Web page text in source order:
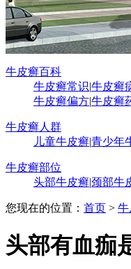
牛皮癣百科
牛皮癣常识|牛皮癣
牛皮癣偏方|牛皮癣
牛皮癣人群
儿童牛皮癣|青少年
牛皮癣部位
头部牛皮癣|颈部牛
您现在的位置： 首页 > 牛
头部有血痂